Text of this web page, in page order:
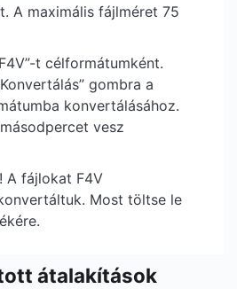
A maximális fájlméret 75
t célformátumként.
gombra a
konvertálásához.
vesz
A fájlokat F4V
Most töltse le
átalakítások